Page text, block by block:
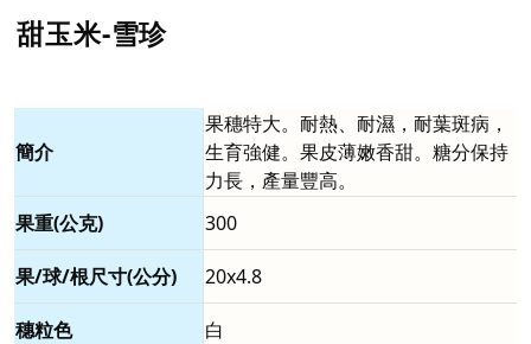
甜玉米-雪珍
簡介
果穗特大。耐熱、耐濕，耐葉斑病，
生育強健。果皮薄嫩香甜。糖分保持
力長，產量豐高。
果重(公克)
300
果/球/根尺寸(公分) 20x4.8
穗粒色 白